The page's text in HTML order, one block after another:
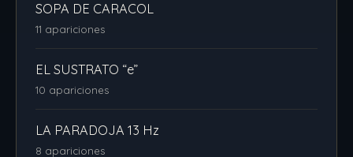
SOPA DE CARACOL
11 apariciones
EL SUSTRATO “e”
10 apariciones
LA PARADOJA 13 Hz
8 apariciones